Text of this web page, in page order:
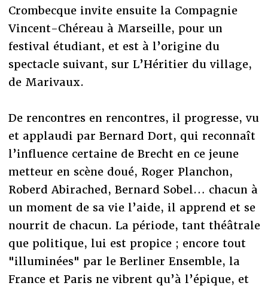
Crombecque invite ensuite la Compagnie
Vincent-Chéreau à Marseille, pour un
festival étudiant, et est à l’origine du
spectacle suivant, sur L’Héritier du village,
de Marivaux.
De rencontres en rencontres, il progresse, vu
et applaudi par Bernard Dort, qui reconnaît
l’influence certaine de Brecht en ce jeune
metteur en scène doué, Roger Planchon,
Roberd Abirached, Bernard Sobel… chacun à
un moment de sa vie l’aide, il apprend et se
nourrit de chacun. La période, tant théâtrale
que politique, lui est propice ; encore tout
"illuminées" par le Berliner Ensemble, la
France et Paris ne vibrent qu’à l’épique, et